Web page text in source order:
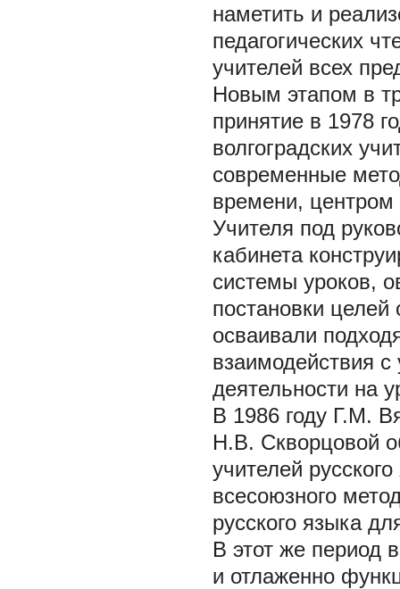
наметить и
педагогических
учителей всех
Новым этапом в
принятие в 1978
волгоградских
современные
времени, центром
Учителя под
кабинета
системы уроков,
постановки
осваивали
взаимодействия
деятельности на
В 1986 году Г.М.
Н.В. Скворцовой
учителей
всесоюзного
русского языка
В этот же период
и отлаженно